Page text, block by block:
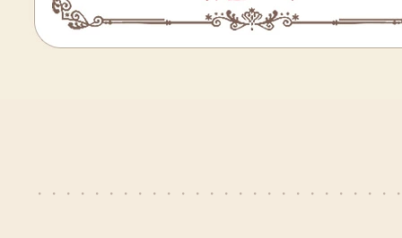
・・・・・・・・・・・・・・・・・・・・・・・・